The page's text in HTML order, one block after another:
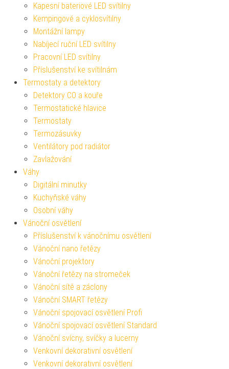
Kapesní bateriové LED svítilny
Kempingové a cyklosvítilny
Montážní lampy
Nabíjecí ruční LED svítilny
Pracovní LED svítilny
Příslušenství ke svítilnám
Termostaty a detektory
Detektory CO a kouře
Termostatické hlavice
Termostaty
Termozásuvky
Ventilátory pod radiátor
Zavlažování
Váhy
Digitální minutky
Kuchyňské váhy
Osobní váhy
Vánoční osvětlení
Příslušenství k vánočnímu osvětlení
Vánoční nano řetězy
Vánoční projektory
Vánoční řetězy na stromeček
Vánoční sítě a záclony
Vánoční SMART řetězy
Vánoční spojovací osvětlení Profi
Vánoční spojovací osvětlení Standard
Vánoční svícny, svíčky a lucerny
Venkovní dekorativní osvětlení
Venkovní dekorativní osvětlení